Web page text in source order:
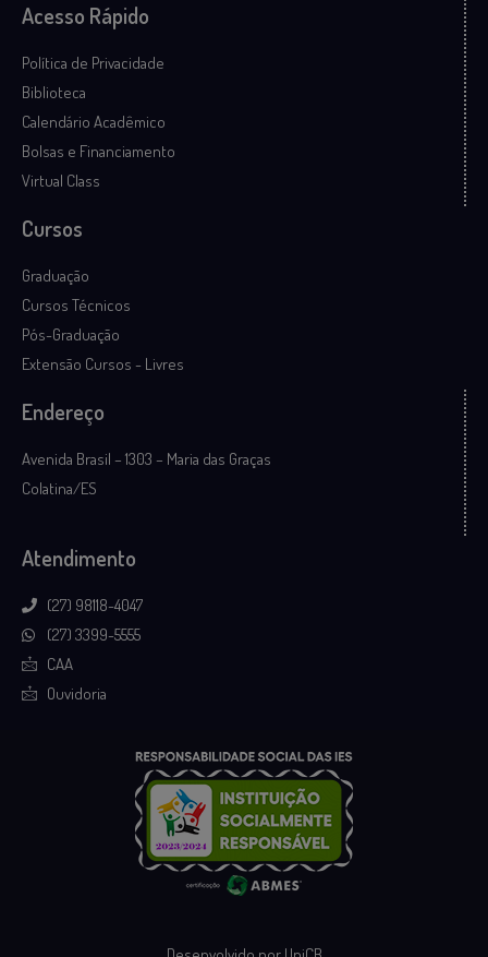
Acesso Rápido
Política de Privacidade
Biblioteca
Calendário Acadêmico
Bolsas e Financiamento
Virtual Class
Cursos
Graduação
Cursos Técnicos
Pós-Graduação
Extensão Cursos - Livres
Endereço
Avenida Brasil – 1303 – Maria das Graças
Colatina/ES
Atendimento
(27) 98118-4047
(27) 3399-5555
CAA
Ouvidoria